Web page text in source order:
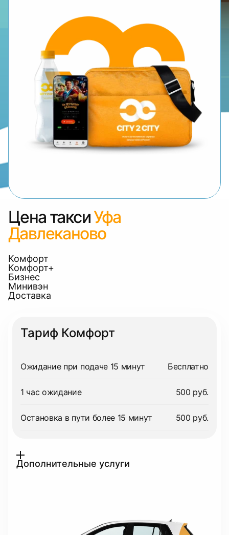
Цена таксиУфа
Давлеканово
Комфорт
Комфорт+
Бизнес
Минивэн
Доставка
Тариф Комфорт
Ожидание при подаче 15 минут Бесплатно
1 час ожидание 500 руб.
Остановка в пути более 15 минут 500 руб.
Дополнительные услуги